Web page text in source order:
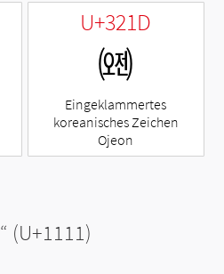
U+321D
㈝
Eingeklammertes
koreanisches Zeichen
Ojeon
“ (U+1111)